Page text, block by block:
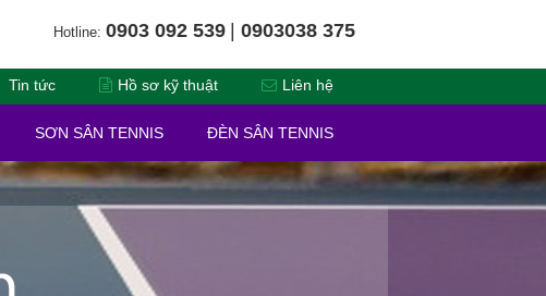
Hotline: 0903 092 539 0903038 375
Tin tức Hồ sơ kỹ thuật Liên hệ
SƠN SÂN TENNIS ĐÈN SÂN TENNIS